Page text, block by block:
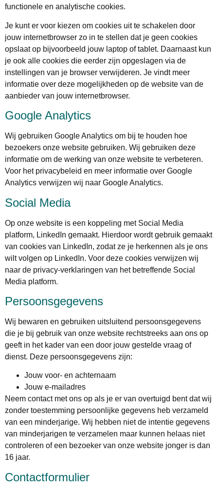
functionele en analytische cookies.
Je kunt er voor kiezen om cookies uit te schakelen door
jouw internetbrowser zo in te stellen dat je geen cookies
opslaat op bijvoorbeeld jouw laptop of tablet. Daarnaast kun
je ook alle cookies die eerder zijn opgeslagen via de
instellingen van je browser verwijderen. Je vindt meer
informatie over deze mogelijkheden op de website van de
aanbieder van jouw internetbrowser.
Google Analytics
Wij gebruiken Google Analytics om bij te houden hoe
bezoekers onze website gebruiken. Wij gebruiken deze
informatie om de werking van onze website te verbeteren.
Voor het privacybeleid en meer informatie over Google
Analytics verwijzen wij naar Google Analytics.
Social Media
Op onze website is een koppeling met Social Media
platform, LinkedIn gemaakt. Hierdoor wordt gebruik gemaakt
van cookies van LinkedIn, zodat ze je herkennen als je ons
wilt volgen op LinkedIn. Voor deze cookies verwijzen wij
naar de privacy-verklaringen van het betreffende Social
Media platform.
Persoonsgegevens
Wij bewaren en gebruiken uitsluitend persoonsgegevens
die je bij gebruik van onze website rechtstreeks aan ons op
geeft in het kader van een door jouw gestelde vraag of
dienst. Deze persoonsgegevens zijn:
Jouw voor- en achternaam
Jouw e-mailadres
Neem contact met ons op als je er van overtuigd bent dat wij
zonder toestemming persoonlijke gegevens heb verzameld
van een minderjarige. Wij hebben niet de intentie gegevens
van minderjarigen te verzamelen maar kunnen helaas niet
controleren of een bezoeker van onze website jonger is dan
16 jaar.
Contactformulier